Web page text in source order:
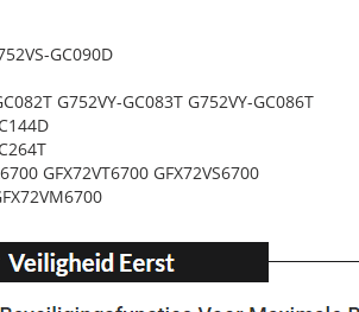
GC090D
G752VY-GC083T G752VY-GC086T
GFX72VT6700 GFX72VS6700